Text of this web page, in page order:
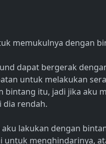
memukulnya dengan
dapat bergerak
untuk melakukan
bintang itu, jadi jika aku
dia rendah.
aku lakukan dengan
untuk menghindarinya,